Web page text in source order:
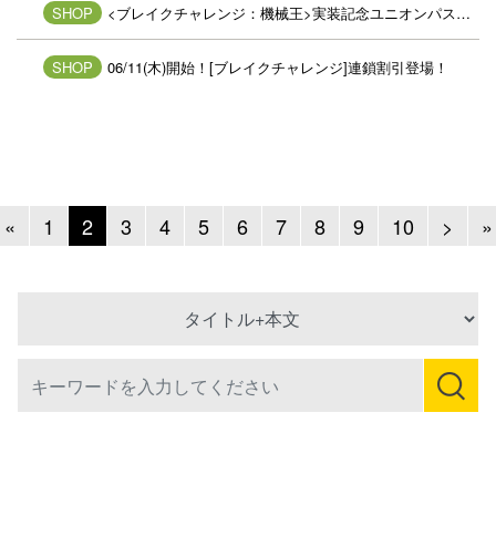
SHOP <ブレイクチャレンジ：機械王>実装記念ユニオンパス登場！
SHOP 06/11(木)開始！[ブレイクチャレンジ]連鎖割引登場！
«Previous
1 2 3 4 5 6 7 8 9 10 > Next
»